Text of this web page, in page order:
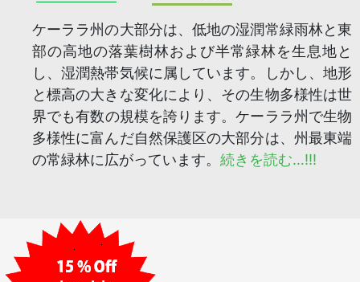
ケーララ州の大部分は、低地の湿潤常緑雨林と東
部の高地の落葉樹林および半常緑林を生息地と
し、湿潤熱帯気候に属しています。しかし、地形
と標高の大きな変化により、その生物多様性は世
界でも有​​数の規模を誇ります。ケーララ州で生物
多様性に富んだ自然保護区の大部分は、州最東端
の常緑林に広がっています。 続きを読む…!!!